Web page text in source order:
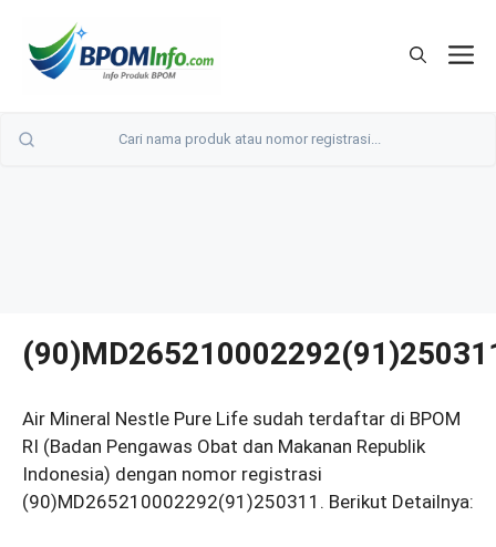
Air Mineral Nestle Pure Life sudah terdaftar di BPOM
RI (Badan Pengawas Obat dan Makanan Republik
Indonesia) dengan nomor registrasi
(90)MD265210002292(91)250311. Berikut Detailnya: